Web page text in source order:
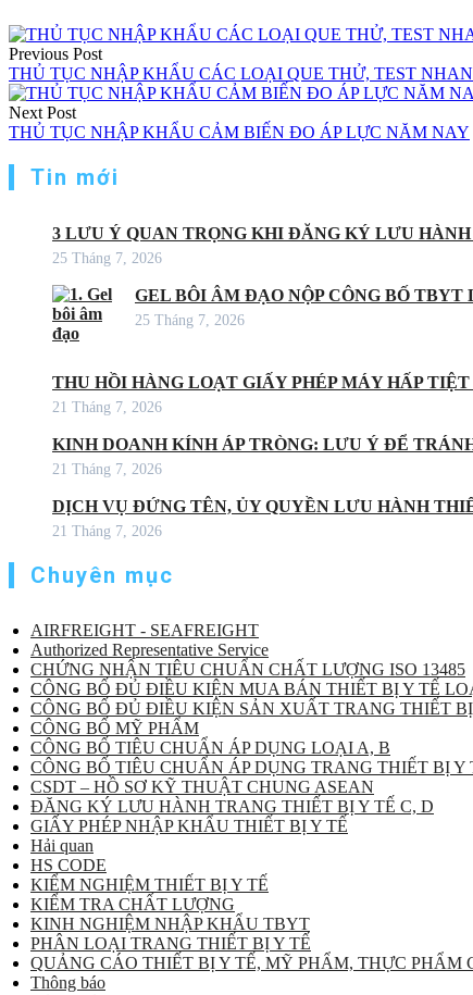
Điều
hướng
bài
viết
Previous Post
THỦ TỤC NHẬP KHẨU CÁC LOẠI QUE THỬ, TEST
Next Post
THỦ TỤC NHẬP KHẨU CẢM BIẾN ĐO ÁP LỰC NĂM NAY
Tin mới
3 LƯU Ý QUAN TRỌNG KHI ĐĂNG KÝ LƯU
25 Tháng 7, 2026
GEL BÔI ÂM ĐẠO NỘP CÔNG BỐ
25 Tháng 7, 2026
THU HỒI HÀNG LOẠT GIẤY PHÉP MÁY HẤP
21 Tháng 7, 2026
KINH DOANH KÍNH ÁP TRÒNG: LƯU Ý ĐỂ
21 Tháng 7, 2026
DỊCH VỤ ĐỨNG TÊN, ỦY QUYỀN LƯU HÀNH
21 Tháng 7, 2026
Chuyên mục
AIRFREIGHT - SEAFREIGHT
Authorized Representative Service
CHỨNG NHẬN TIÊU CHUẨN CHẤT LƯỢNG ISO 13485
CÔNG BỐ ĐỦ ĐIỀU KIỆN MUA BÁN THIẾT BỊ Y TẾ
CÔNG BỐ ĐỦ ĐIỀU KIỆN SẢN XUẤT TRANG THIẾT BỊ
CÔNG BỐ MỸ PHẨM
CÔNG BỐ TIÊU CHUẨN ÁP DỤNG LOẠI A, B
CÔNG BỐ TIÊU CHUẨN ÁP DỤNG TRANG THIẾT BỊ Y
CSDT – HỒ SƠ KỸ THUẬT CHUNG ASEAN
ĐĂNG KÝ LƯU HÀNH TRANG THIẾT BỊ Y TẾ C, D
GIẤY PHÉP NHẬP KHẨU THIẾT BỊ Y TẾ
Hải quan
HS CODE
KIỂM NGHIỆM THIẾT BỊ Y TẾ
KIỂM TRA CHẤT LƯỢNG
KINH NGHIỆM NHẬP KHẨU TBYT
PHÂN LOẠI TRANG THIẾT BỊ Y TẾ
QUẢNG CÁO THIẾT BỊ Y TẾ, MỸ PHẨM, THỰC PHẨM
Thông báo